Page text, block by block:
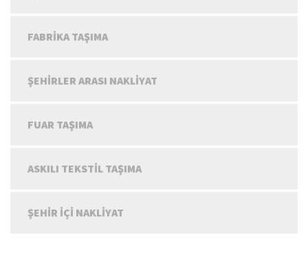
FABRIKA TAŞIMA
ŞEHIRLER ARASI NAKLIYAT
FUAR TAŞIMA
ASKILI TEKSTIL TAŞIMA
ŞEHIR IÇI NAKLIYAT